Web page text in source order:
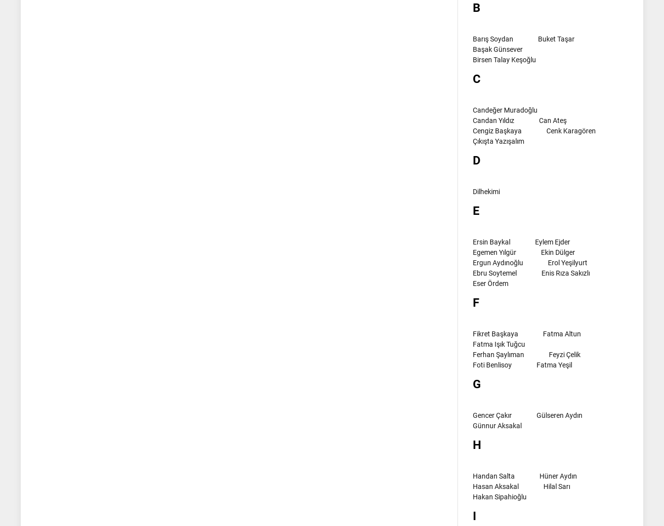
B
Barış Soydan
Buket Taşar
Başak Günsever
Birsen Talay Keşoğlu
C
Candeğer Muradoğlu
Candan Yıldız
Can Ateş
Cengiz Başkaya
Cenk Karagören
Çıkışta Yazışalım
D
Dilhekimi
E
Ersin Baykal
Eylem Ejder
Egemen Yılgür
Ekin Dülger
Ergun Aydınoğlu
Erol Yeşilyurt
Ebru Soytemel
Enis Rıza Sakızlı
Eser Ördem
F
Fikret Başkaya
Fatma Altun
Fatma Işık Tuğcu
Ferhan Şaylıman
Feyzi Çelik
Foti Benlisoy
Fatma Yeşil
G
Gencer Çakır
Gülseren Aydın
Günnur Aksakal
H
Handan Salta
Hüner Aydın
Hasan Aksakal
Hilal Sarı
Hakan Sipahioğlu
I